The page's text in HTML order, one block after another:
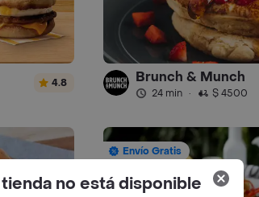
4.8 Brunch & Munch
24 min · $ 4500
Envío Gratis
no está disponible